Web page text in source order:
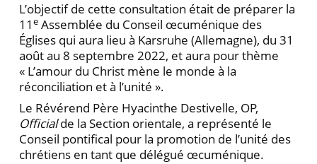
L’objectif de cette consultation était de préparer la
11 e Assemblée du Conseil œcuménique des
Églises qui aura lieu à Karsruhe (Allemagne), du 31
août au 8 septembre 2022, et aura pour thème
« L’amour du Christ mène le monde à la
réconciliation et à l’unité ».
Le Révérend Père Hyacinthe Destivelle, OP,
Officialde la Section orientale, a représenté le
Conseil pontifical pour la promotion de l’unité des
chrétiens en tant que délégué œcuménique.